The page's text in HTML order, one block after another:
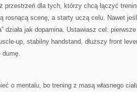
przestrzeń dla tych, którzy chcą łączyć
rosnącą scenę, a starty uczą celu. Nawet
działa jak dopamina. Ustawiasz cel:
up, stabilny handstand, dłuższy front
dumę.
o mentalu, bo trening z masą własnego